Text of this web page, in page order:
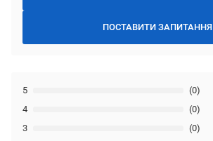
ПОСТАВИТИ ЗАПИТАННЯ
3 (0)
4 (0)
5 (0)